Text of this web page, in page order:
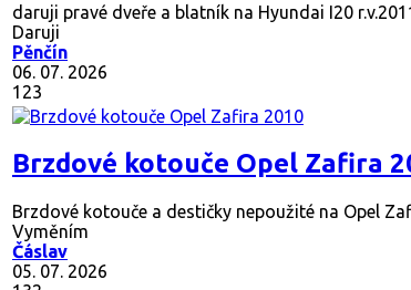
daruji pravé dveře a blatník na Hyundai I20
Daruji
Pěnčín
06. 07. 2026
123
Brzdové kotouče Opel Zafira
Brzdové kotouče a destičky nepoužité na Opel
Vyměním
Čáslav
05. 07. 2026